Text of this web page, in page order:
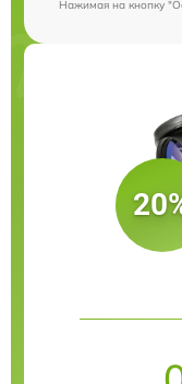
Нажимая на кнопку